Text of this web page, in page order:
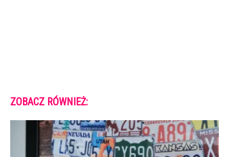
ZOBACZ RÓWNIEŻ: